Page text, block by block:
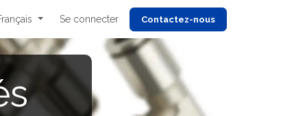
Se connecter Contactez-nous